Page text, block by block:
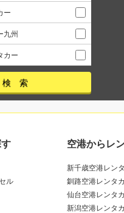
ー
九州
カー
ル
空港からレ
新千歳空港レン
釧路空港レンタ
仙台空港レンタ
新潟空港レンタ